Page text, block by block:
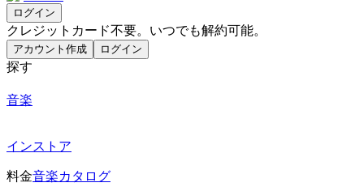
ログイン
クレジットカード不要。いつでも解約可能。
アカウント作成 ログイン
探す
音楽
インストア
料金音楽カタログ